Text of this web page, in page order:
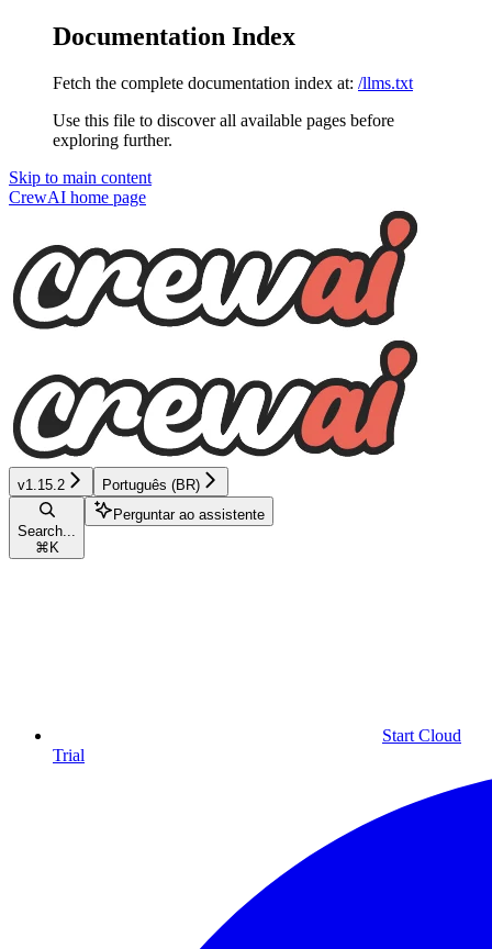
Documentation Index
Fetch the complete documentation index at: /llms.txt
Use this file to discover all available pages before
exploring further.
Skip to main content
CrewAI home page
v1.15.2 Português (BR)
Search...
⌘ K
Perguntar ao assistente
Start Cloud
Trial